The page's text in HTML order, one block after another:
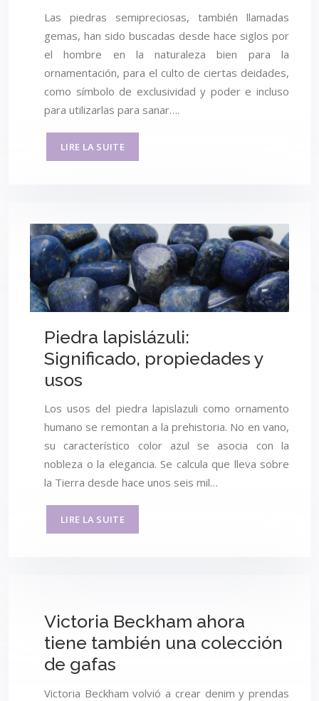
Las piedras semipreciosas, también llamadas
gemas, han sido buscadas desde hace siglos por
el hombre en la naturaleza bien para la
ornamentación, para el culto de ciertas deidades,
como símbolo de exclusividad y poder e incluso
para utilizarlas para sanar….
LIRE LA SUITE
Piedra lapislázuli:
Significado, propiedades y
usos
Los usos del piedra lapislazuli como ornamento
humano se remontan a la prehistoria. No en vano,
su característico color azul se asocia con la
nobleza o la elegancia. Se calcula que lleva sobre
la Tierra desde hace unos seis mil…
LIRE LA SUITE
Victoria Beckham ahora
tiene también una colección
de gafas
Victoria Beckham volvió a crear denim y prendas